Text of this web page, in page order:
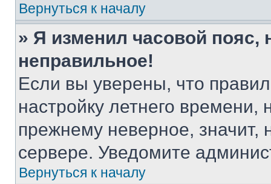
Вернуться к началу
» Я изменил часовой пояс,
неправильное!
Если вы уверены, что
настройку летнего
прежнему неверное, значит,
сервере. Уведомите
Вернуться к началу